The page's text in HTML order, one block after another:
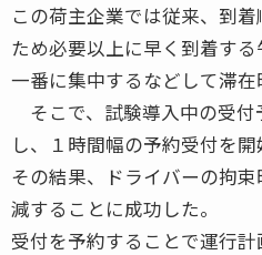
この荷主企業では従来、到
ため必要以上に早く到着す
一番に集中するなどして滞在
そこで、試験導入中の受
し、１時間幅の予約受付を開
その結果、ドライバーの拘
減することに成功した。
受付を予約することで運行